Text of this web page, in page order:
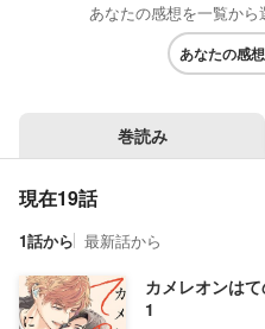
あなたの感想を一覧から
あなたの感
巻読み
現在19話
1話から 最新話から
カメレオンは
1